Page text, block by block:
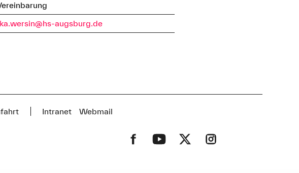
augsburg.de
Intranet
Webmail